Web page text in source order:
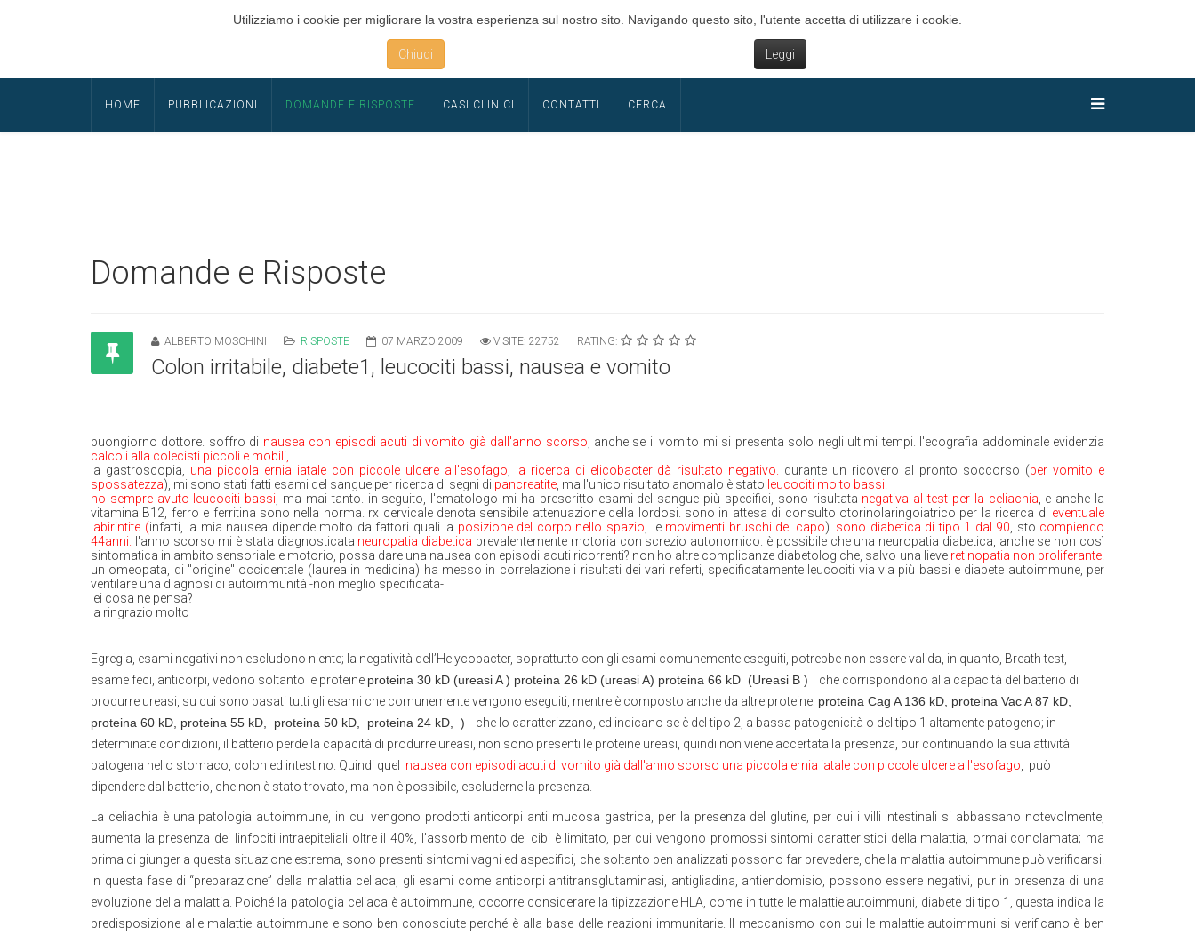
Utilizziamo i cookie per migliorare la vostra esperienza sul nostro sito. Navigando questo sito, l'utente accetta di utilizzare i cookie.
Chiudi Leggi
HOME PUBBLICAZIONI DOMANDE E RISPOSTE CASI CLINICI CONTATTI CERCA
Domande e Risposte
ALBERTO MOSCHINI RISPOSTE 07 MARZO 2009 VISITE: 22752 RATING:
Colon irritabile, diabete1, leucociti bassi, nausea e vomito
buongiorno dottore. soffro di nausea con episodi acuti di vomito già dall'anno scorso , anche se il vomito mi si presenta solo negli ultimi tempi. l'ecografia addominale evidenzia
calcoli alla colecisti piccoli e mobili,
la gastroscopia, una piccola ernia iatale con piccole ulcere all'esofago la ricerca di elicobacter dà risultato negativo. durante un ricovero al pronto soccorso (per vomito e
spossatezza), mi sono stati fatti esami del sangue per ricerca di segni di pancreatite , ma l'unico risultato anomalo è stato leucociti molto bassi.
ho sempre avuto leucociti bassi , ma mai tanto. in seguito, l'ematologo mi ha prescritto esami del sangue più specifici, sono risultata negativa al test per la celiachia , e anche la
vitamina B12, ferro e ferritina sono nella norma. rx cervicale denota sensibile attenuazione della lordosi. sono in attesa di consulto otorinolaringoiatrico per la ricerca di eventuale
labirintite (infatti, la mia nausea dipende molto da fattori quali la posizione del corpo nello spazio , e movimenti bruschi del capo). sono diabetica di tipo 1 dal 90 , sto compiendo
44anni.
l'anno scorso mi è stata diagnosticata neuropatia diabetica prevalentemente motoria con screzio autonomico. è possibile che una neuropatia diabetica, anche se non così
sintomatica in ambito sensoriale e motorio, possa dare una nausea con episodi acuti ricorrenti? non ho altre complicanze diabetologiche, salvo una lieve retinopatia non proliferante
un omeopata, di "origine" occidentale (laurea in medicina) ha messo in correlazione i risultati dei vari referti, specificatamente leucociti via via più bassi e diabete autoimmune, per
ventilare una diagnosi di autoimmunità -non meglio specificata-
lei cosa ne pensa?
la ringrazio molto
Egregia, esami negativi non escludono niente; la negatività dell’Helycobacter, soprattutto con gli esami comunemente eseguiti, potrebbe non essere valida, in quanto, Breath test,
esame feci, anticorpi, vedono soltanto le proteine proteina 30 kD (ureasi A ) proteina 26 kD (ureasi A) proteina 66 kD (Ureasi B )
che corrispondono alla capacità del batterio di
produrre ureasi, su cui sono basati tutti gli esami che comunemente vengono eseguiti, mentre è composto anche da altre proteine: proteina Cag A 136 kD, proteina Vac A 87 kD,
proteina 60 kD, proteina 55 kD,
proteina 50 kD, proteina 24 kD, )
che lo caratterizzano, ed indicano se è del tipo 2, a bassa patogenicità o del tipo 1 altamente patogeno; in
determinate condizioni, il batterio perde la capacità di produrre ureasi, non sono presenti le proteine ureasi, quindi non viene accertata la presenza, pur continuando la sua attività
patogena nello stomaco, colon ed intestino. Quindi quel
nausea con episodi acuti di vomito già dall'anno scorso una piccola ernia iatale con piccole ulcere all'esofago
può
dipendere dal batterio, che non è stato trovato, ma non è possibile, escluderne la presenza.
La celiachia è una patologia autoimmune, in cui vengono prodotti anticorpi anti mucosa gastrica, per la presenza del glutine, per cui i villi intestinali si abbassano notevolmente,
aumenta la presenza dei linfociti intraepiteliali oltre il 40%, l’assorbimento dei cibi è limitato, per cui vengono promossi sintomi caratteristici della malattia, ormai conclamata; ma
prima di giunger a questa situazione estrema, sono presenti sintomi vaghi ed aspecifici, che soltanto ben analizzati possono far prevedere, che la malattia autoimmune può verificarsi.
In questa fase di “preparazione” della malattia celiaca, gli esami come anticorpi antitransglutaminasi, antigliadina, antiendomisio, possono essere negativi, pur in presenza di una
evoluzione della malattia. Poiché la patologia celiaca è autoimmune, occorre considerare la tipizzazione HLA, come in tutte le malattie autoimmuni, diabete di tipo 1, questa indica la
predisposizione alle malattie autoimmune e sono ben conosciute perché è alla base delle reazioni immunitarie. Il meccanismo con cui le malattie autoimmuni si verificano è ben